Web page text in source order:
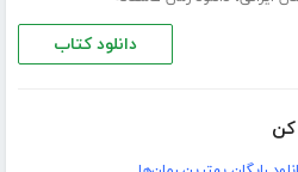
دانلود کتاب
کن